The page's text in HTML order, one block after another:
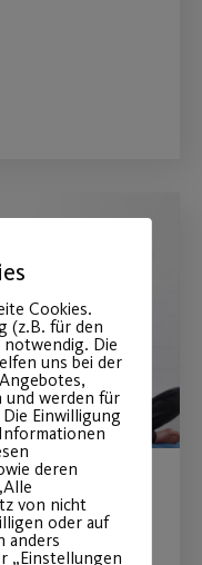
ab
Cookies.
(z.B. für den
Die
uns bei der
und werden für
Einwilligung
deren
von nicht
oder auf
anders
„Einstellungen